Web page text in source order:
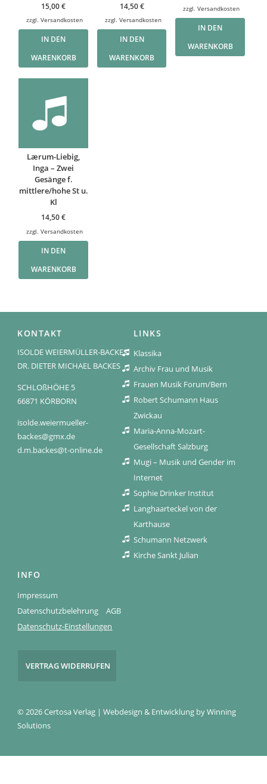
15,00€
zzgl.Versandkosten
IN DEN
WARENKORB
14,50€
zzgl. Versandkosten
IN DEN
WARENKORB
zzgl.Versandkosten
IN DEN
WARENKORB
Lærum-Liebig,
Inga – Zwei
Gesänge f.
mittlere/hohe St u.
Kl
14,50€
zzgl.Versandkosten
IN DEN
WARENKORB
KONTAKT
ISOLDE WEIERMÜLLER-BACKES
DR. DIETER MICHAEL BACKES
SCHLOßHÖHE 5
66871 KÖRBORN
isolde.weiermueller-
backes@gmx.de
d.m.backes@t-online.de
LINKS
Klassika
Archiv Frau und Musik
Frauen Musik Forum/Bern
Robert Schumann Haus
Zwickau
Maria-Anna-Mozart-
Gesellschaft Salzburg
Mugi – Musik und Gender im
Internet
Sophie Drinker Institut
Langhaarteckel von der
Karthause
Schumann Netzwerk
Kirche Sankt Julian
INFO
Impressum
Datenschutzbelehrung
AGB
Datenschutz-Einstellungen
VERTRAG WIDERRUFEN
© 2026 Certosa Verlag | Webdesign & Entwicklung byWinning
Solutions